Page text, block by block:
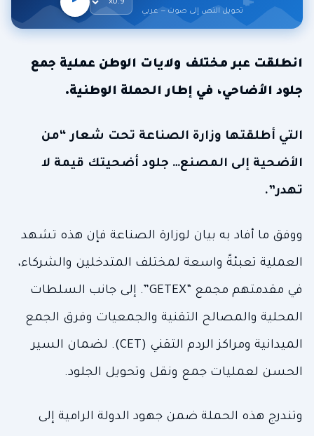
تحويل النص إلى صوت — عربي
انطلقت عبر مختلف ولايات الوطن عملية جمع
جلود الأضاحي، في إطار الحملة الوطنية.
التي أطلقتها وزارة الصناعة تحت شعار “من
الأضحية إلى المصنع… جلود أضحيتك قيمة لا
تهدر”.
ووفق ما أفاد به بيان لوزارة الصناعة فإن هذه تشهد
العملية تعبئةً واسعة لمختلف المتدخلين والشركاء،
في مقدمتهم مجمع “GETEX”. إلى جانب السلطات
المحلية والمصالح التقنية والجمعيات وفرق الجمع
الميدانية ومراكز الردم التقني (CET). لضمان السير
الحسن لعمليات جمع ونقل وتحويل الجلود.
وتندرج هذه الحملة ضمن جهود الدولة الرامية إلى